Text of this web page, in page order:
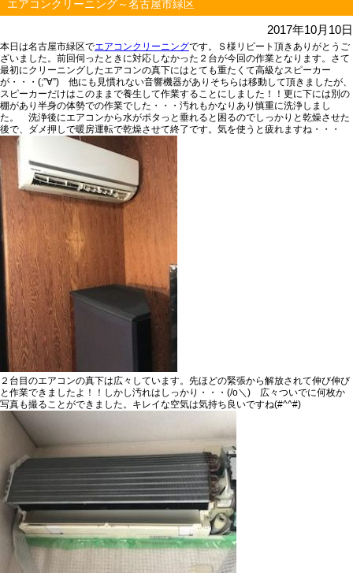
エアコンクリーニング～名古屋市緑区
2017年10月10日
本日は名古屋市緑区でエアコンクリーニングです。Ｓ様リピート頂きありがとうご
ざいました。前回伺ったときに対応しなかった２台が今回の作業となります。さて
最初にクリーニングしたエアコンの真下にはとても重たくて高級なスピーカー
が・・・(;”∀”) 他にも見慣れない音響機器がありそちらは移動して頂きましたが、
スピーカーだけはこのままで養生して作業することにしました！！更に下には別の
棚があり半身の体勢での作業でした・・・汚れもかなりあり慎重に洗浄しまし
た。 洗浄後にエアコンから水がポタっと垂れると困るのでしっかりと乾燥させた
後で、ダメ押しで暖房運転で乾燥させて終了です。気を使うと疲れますね・・・
２台目のエアコンの真下は広々しています。先ほどの緊張から解放されて伸び伸び
と作業できましたよ！！しかし汚れはしっかり・・・(/o＼) 広々ついでに何枚か
写真も撮ることができました。キレイな空気は気持ち良いですね(#^^#)